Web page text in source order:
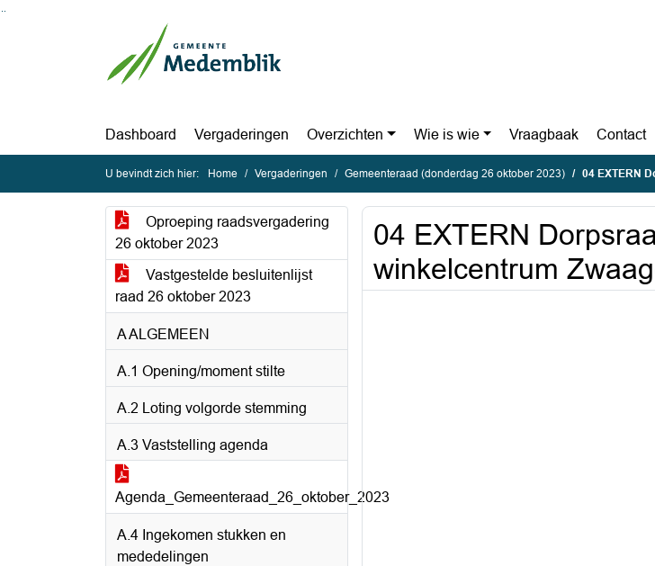
Ga naar de inhoud van deze pagina
Dashboard Vergaderingen Overzichten Wie is wie Vraagbaak Contact
U bevindt zich hier: Home Vergaderingen Gemeenteraad (donderdag 26 oktober 2023) 04 EXTERN
Oproeping raadsvergadering
26 oktober 2023
Vastgestelde besluitenlijst
raad 26 oktober 2023
A ALGEMEEN
A.1 Opening/moment stilte
A.2 Loting volgorde stemming
A.3 Vaststelling agenda
Agenda_Gemeenteraad_26_oktober_2023
A.4 Ingekomen stukken en
mededelingen
04 EXTERN
winkelcentrum